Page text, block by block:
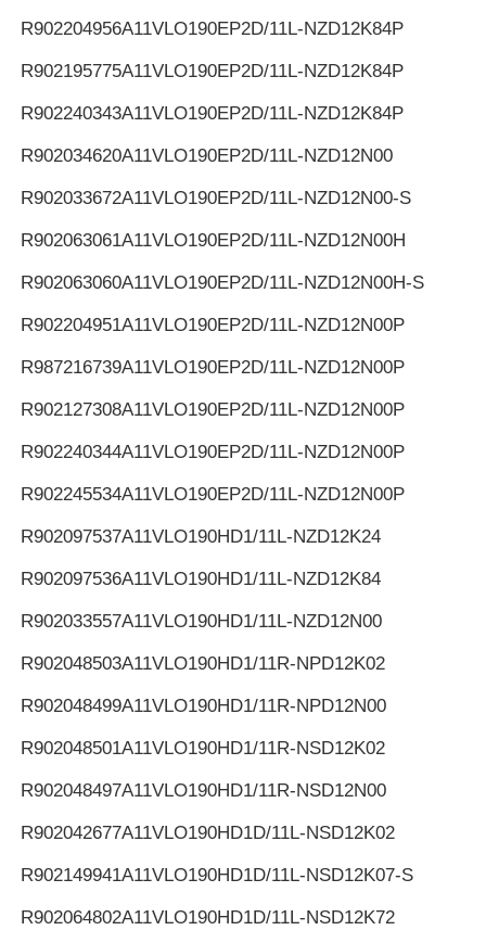
R902204956A11VLO190EP2D/11L-NZD12K84P
R902195775A11VLO190EP2D/11L-NZD12K84P
R902240343A11VLO190EP2D/11L-NZD12K84P
R902034620A11VLO190EP2D/11L-NZD12N00
R902033672A11VLO190EP2D/11L-NZD12N00-S
R902063061A11VLO190EP2D/11L-NZD12N00H
R902063060A11VLO190EP2D/11L-NZD12N00H-S
R902204951A11VLO190EP2D/11L-NZD12N00P
R987216739A11VLO190EP2D/11L-NZD12N00P
R902127308A11VLO190EP2D/11L-NZD12N00P
R902240344A11VLO190EP2D/11L-NZD12N00P
R902245534A11VLO190EP2D/11L-NZD12N00P
R902097537A11VLO190HD1/11L-NZD12K24
R902097536A11VLO190HD1/11L-NZD12K84
R902033557A11VLO190HD1/11L-NZD12N00
R902048503A11VLO190HD1/11R-NPD12K02
R902048499A11VLO190HD1/11R-NPD12N00
R902048501A11VLO190HD1/11R-NSD12K02
R902048497A11VLO190HD1/11R-NSD12N00
R902042677A11VLO190HD1D/11L-NSD12K02
R902149941A11VLO190HD1D/11L-NSD12K07-S
R902064802A11VLO190HD1D/11L-NSD12K72